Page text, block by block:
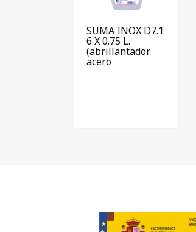
SUMA INOX D7.1
6 X 0.75 L.
(abrillantador
acero